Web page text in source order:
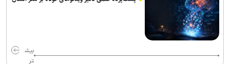
است
زمان ثبت نام مرحله دوم نقل و انتقالات فرهنگیان اعلام شد
تمدید خدمات‌رسانی قرارگاه زرباطیه تا ۱۶ مرداد
بیش
تر